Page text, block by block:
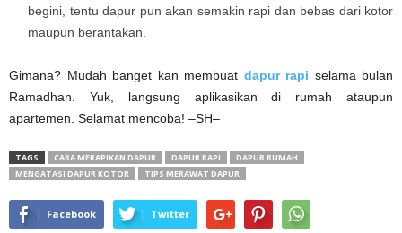
begini, tentu dapur pun akan semakin rapi dan bebas dari kotor
maupun berantakan.
Gimana? Mudah banget kan membuat dapur rapi selama bulan
Ramadhan. Yuk, langsung aplikasikan di rumah ataupun
apartemen. Selamat mencoba! –SH–
TAGS CARA MERAPIKAN DAPUR DAPUR RAPI
DAPUR RUMAH
MENGATASI DAPUR KOTOR
TIPS MERAWAT DAPUR
Facebook Twitter